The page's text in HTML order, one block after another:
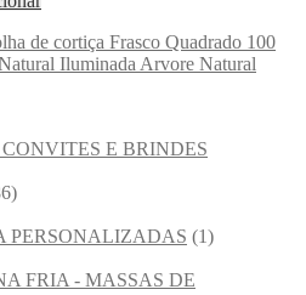
Frasco Quadrado 100
Arvore Natural
E BRINDES
PERSONALIZADAS (1)
FRIA - MASSAS DE